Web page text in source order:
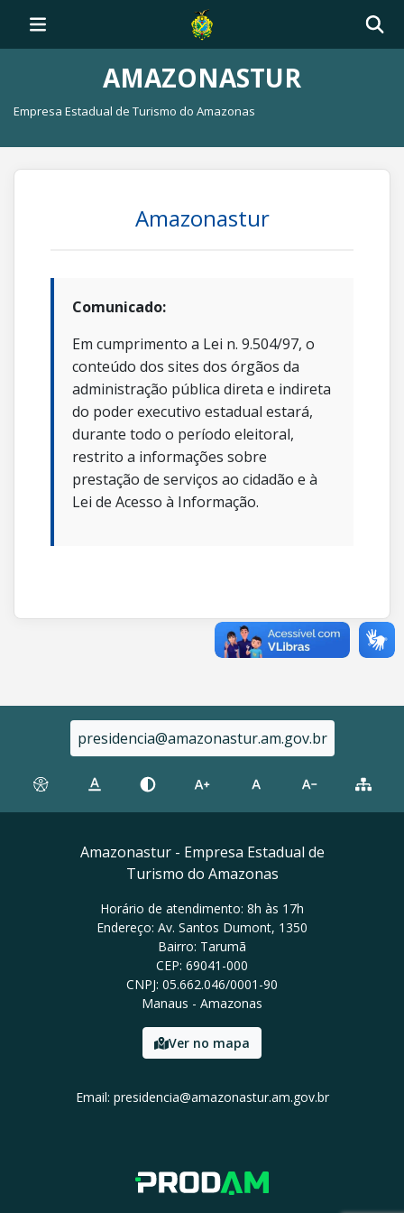
AMAZONASTUR
Empresa Estadual de Turismo do Amazonas
Amazonastur
Comunicado:
Em cumprimento a Lei n. 9.504/97, o
conteúdo dos sites dos órgãos da
administração pública direta e indireta
do poder executivo estadual estará,
durante todo o período eleitoral,
restrito a informações sobre
prestação de serviços ao cidadão e à
Lei de Acesso à Informação.
presidencia@amazonastur.am.gov.br
Amazonastur - Empresa Estadual de
Turismo do Amazonas
Horário de atendimento: 8h às 17h
Endereço: Av. Santos Dumont, 1350
Bairro: Tarumã
CEP: 69041-000
CNPJ: 05.662.046/0001-90
Manaus - Amazonas
Ver no mapa
Email: presidencia@amazonastur.am.gov.br